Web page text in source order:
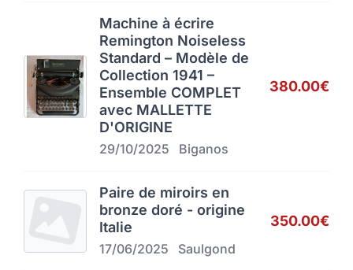
Machine à écrire
Remington Noiseless
Standard – Modèle de
Collection 1941 –
Ensemble COMPLET
avec MALLETTE
D'ORIGINE
29/10/2025 Biganos
380.00€
Paire de miroirs en
bronze doré - origine
Italie
17/06/2025 Saulgond
350.00€